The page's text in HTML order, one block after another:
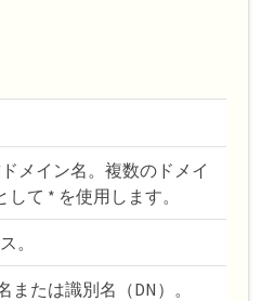
メイン名。複数のドメイ
て * を使用します。
。
または識別名（DN）。